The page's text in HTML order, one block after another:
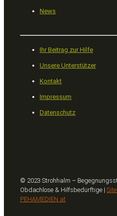
News
Ihr Beitrag zur Hilfe
Unsere Unterstützer
Kontakt
Impressum
Datenschutz
© 2023 Strohhalm –
Obdachlose & Hilfsbedürftige |
PEHAMEDIEN.at